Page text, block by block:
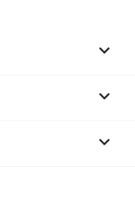


keyboard_arrow_down